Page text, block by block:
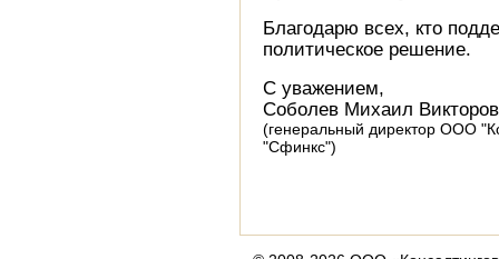
Благодарю всех, кто
политическое решение.
С уважением,
Соболев Михаил
(генеральный директор ООО
"Сфинкс")